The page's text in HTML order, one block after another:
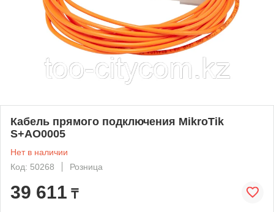
Кабель прямого подключения MikroTik
S+AO0005
Нет в наличии
Код: 50268
Розница
39 611 ₸